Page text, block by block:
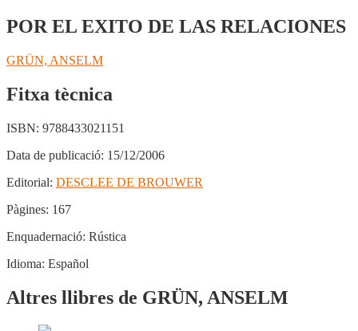
POR EL EXITO DE LAS RELACIONES
GRÜN, ANSELM
Fitxa tècnica
ISBN: 9788433021151
Data de publicació: 15/12/2006
Editorial: DESCLEE DE BROUWER
Pàgines: 167
Enquadernació: Rústica
Idioma: Español
Altres llibres de GRÜN, ANSELM